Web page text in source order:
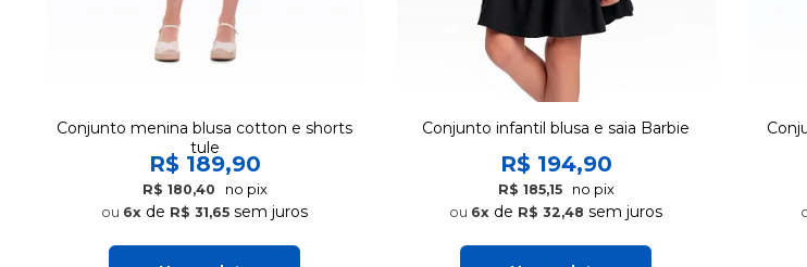
Conjunto menina blusa cotton e shorts
tule
R$ 189,90
R$ 180,40 no pix
6xde R$ 31,65sem juros
Conjunto infantil blusa e saia Barbie
R$ 194,90
R$ 185,15 no pix
6xde R$ 32,48 sem juros